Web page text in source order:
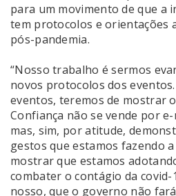
para um movimento de que a
tem protocolos e orientações
pós-pandemia.
“Nosso trabalho é sermos
novos protocolos dos
eventos, teremos de mostrar
Confiança não se vende por
mas, sim, por atitude,
gestos que estamos fazendo
mostrar que estamos
combater o contágio da
nosso, que o governo não